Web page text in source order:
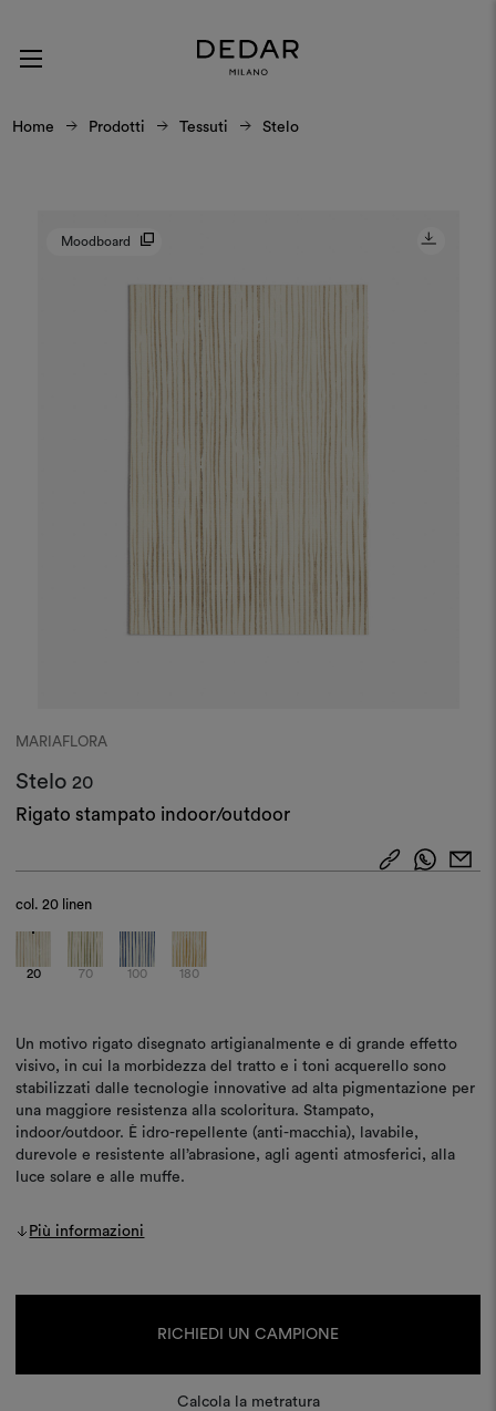
Home Prodotti Tessuti Stelo
Moodboard
MARIAFLORA
Stelo20
Rigato stampato indoor/outdoor
col.20 linen
20 70 100 180
Un motivo rigato disegnato artigianalmente e di grande effetto
visivo, in cui la morbidezza del tratto e i toni acquerello sono
stabilizzati dalle tecnologie innovative ad alta pigmentazione per
una maggiore resistenza alla scoloritura. Stampato,
indoor/outdoor. È idro-repellente (anti-macchia), lavabile,
durevole e resistente all’abrasione, agli agenti atmosferici, alla
luce solare e alle muffe.
Più informazioni
RICHIEDI UN CAMPIONE
Calcola la metratura